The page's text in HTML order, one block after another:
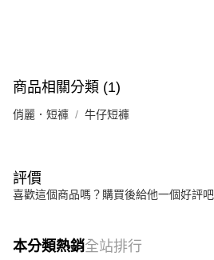
商品相關分類 (1)
俏麗．短褲 牛仔短褲
評價
喜歡這個商品嗎？購買後給他一個好評吧
本分類熱銷全站排行